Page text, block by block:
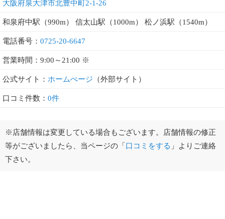
大阪府泉大津市北豊中町2-1-26
和泉府中駅（990m） 信太山駅（1000m） 松ノ浜駅（1540m）
電話番号： 0725-20-6647
営業時間：9:00～21:00 ※
公式サイト： ホームぺージ （外部サイト）
口コミ件数： 0件
※店舗情報は変更している場合もございます。店舗情報の修正
等がございましたら、当ページの「口コミをする 」よりご連絡
下さい。